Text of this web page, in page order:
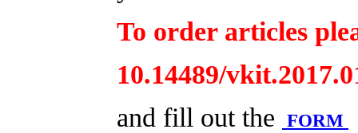
To order articles
10.14489/
and fill out the
FORM